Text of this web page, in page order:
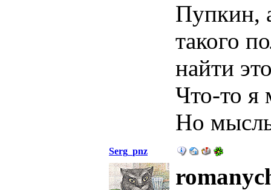
Пупкин,
такого
найти
Что-то я
Но
Serg_pnz